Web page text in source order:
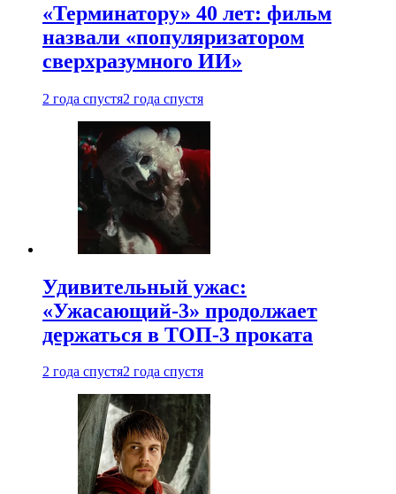
«Терминатору» 40 лет: фильм
назвали «популяризатором
сверхразумного ИИ»
2 года спустя2 года спустя
Удивительный ужас:
«Ужасающий-3» продолжает
держаться в ТОП-3 проката
2 года спустя2 года спустя